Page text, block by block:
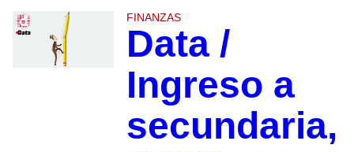
FINANZAS
Data /
Ingreso a
secundaria,